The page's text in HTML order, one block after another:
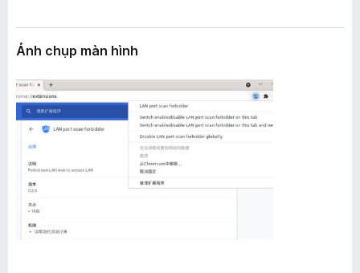
r
x
Ảnh chụp màn hình